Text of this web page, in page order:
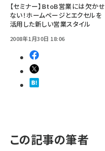
【セミナー】BtoB営業には欠かせ
ない！ホームページとエクセルを
活用した新しい営業スタイル
2008年1月30日 18:06
この記事の筆者